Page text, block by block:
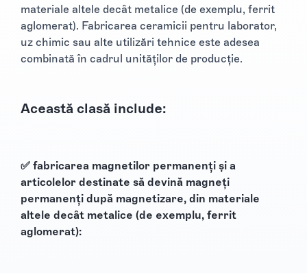
materiale altele decât metalice (de exemplu, ferrit
aglomerat). Fabricarea ceramicii pentru laborator,
uz chimic sau alte utilizări tehnice este adesea
combinată în cadrul unităţilor de producţie.
Această clasă include:
✅ fabricarea magnetilor permanenți și a
articolelor destinate să devină magneți
permanenți după magnetizare, din materiale
altele decât metalice (de exemplu, ferrit
aglomerat):